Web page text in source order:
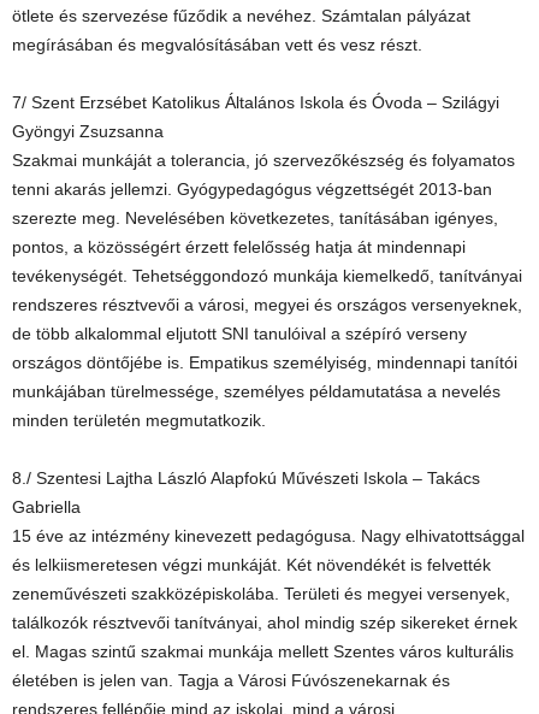
ötlete és szervezése fűződik a nevéhez. Számtalan pályázat
megírásában és megvalósításában vett és vesz részt.
7/ Szent Erzsébet Katolikus Általános Iskola és Óvoda – Szilágyi
Gyöngyi Zsuzsanna
Szakmai munkáját a tolerancia, jó szervezőkészség és folyamatos
tenni akarás jellemzi. Gyógypedagógus végzettségét 2013-ban
szerezte meg. Nevelésében következetes, tanításában igényes,
pontos, a közösségért érzett felelősség hatja át mindennapi
tevékenységét. Tehetséggondozó munkája kiemelkedő, tanítványai
rendszeres résztvevői a városi, megyei és országos versenyeknek,
de több alkalommal eljutott SNI tanulóival a szépíró verseny
országos döntőjébe is. Empatikus személyiség, mindennapi tanítói
munkájában türelmessége, személyes példamutatása a nevelés
minden területén megmutatkozik.
8./ Szentesi Lajtha László Alapfokú Művészeti Iskola – Takács
Gabriella
15 éve az intézmény kinevezett pedagógusa. Nagy elhivatottsággal
és lelkiismeretesen végzi munkáját. Két növendékét is felvették
zeneművészeti szakközépiskolába. Területi és megyei versenyek,
találkozók résztvevői tanítványai, ahol mindig szép sikereket érnek
el. Magas szintű szakmai munkája mellett Szentes város kulturális
életében is jelen van. Tagja a Városi Fúvószenekarnak és
rendszeres fellépője mind az iskolai, mind a városi